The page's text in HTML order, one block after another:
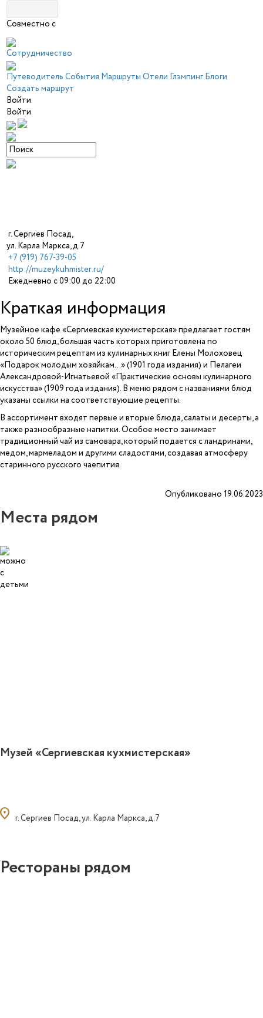
Совместно с
Сотрудничество
Путеводитель События Маршруты Отели Глэмпинг Блоги
Создать маршрут
Войти
Войти
г. Сергиев Посад,
ул. Карла Маркса, д.7
+7 (919) 767-39-05
http://muzeykuhmister.ru/
Ежедневно с 09:00 до 22:00
Краткая информация
Музейное кафе «Сергиевская кухмистерская» предлагает гостям
около 50 блюд, большая часть которых приготовлена по
историческим рецептам из кулинарных книг Елены Молоховец
«Подарок молодым хозяйкам...» (1901 года издания) и Пелагеи
Александровой-Игнатьевой «Практические основы кулинарного
искусства» (1909 года издания). В меню рядом с названиями блюд
указаны ссылки на соответствующие рецепты.
В ассортимент входят первые и вторые блюда, салаты и десерты, а
также разнообразные напитки. Особое место занимает
традиционный чай из самовара, который подается с ландринами,
медом, мармеладом и другими сладостями, создавая атмосферу
старинного русского чаепития.
Опубликовано 19.06.2023
Места рядом
Музей «Сергиевская кухмистерская»
г. Сергиев Посад, ул. Карла Маркса, д.7
Рестораны рядом